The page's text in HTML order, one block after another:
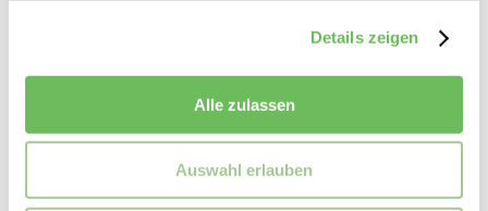
Details zeigen
Alle zulassen
Auswahl erlauben